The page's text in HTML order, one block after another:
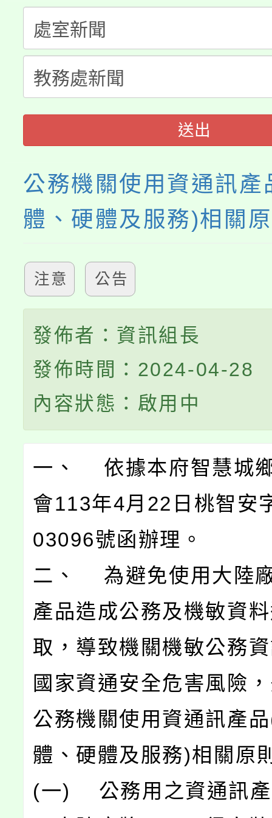
半價優惠，詳情可洽有
者。
份教師增能研習
份教師研習
淨零綠生活教案入校路
會
115年食農教育專業人
程
送出
公務機關使用資通訊產
體、硬體及服務)相關
注意 公告
發佈者：資訊組長
發佈時間：2024-04-28
內容狀態：啟用中
一、 依據本府智慧城
會113年4月22日桃智安
03096號函辦理。
二、 為避免使用大陸
產品造成公務及機敏資
取，導致機關機敏公務
國家資通安全危害風險
公務機關使用資通訊產
體、硬體及服務)相關原
(一) 公務用之資通訊產